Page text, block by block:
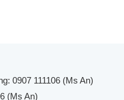
0907 111106 (Ms An)
(Ms An)